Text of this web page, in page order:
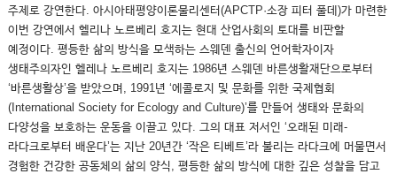
주제로 강연한다. 아시아태평양이론물리센터(APCTP·소장 피터 풀데)가 마련한
이번 강연에서 헬리나 노르베리 호지는 현대 산업사회의 토대를 비판할
예정이다. 평등한 삶의 방식을 모색하는 스웨덴 출신의 언어학자이자
생태주의자인 헬레나 노르베리 호지는 1986년 스웨덴 바른생활재단으로부터
‘바른생활상’을 받았으며, 1991년 ‘에콜로지 및 문화를 위한 국제협회
(International Society for Ecology and Culture)’를 만들어 생태와 문화의
다양성을 보호하는 운동을 이끌고 있다. 그의 대표 저서인 ‘오래된 미래-
라다크로부터 배운다’는 지난 20년간 ‘작은 티베트’라 불리는 라다크에 머물면서
경험한 건강한 공동체의 삶의 양식, 평등한 삶의 방식에 대한 깊은 성찰을 담고